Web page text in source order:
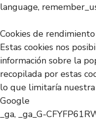
language,
Cookies de rendimiento
Estas cookies nos
información sobre la
recopilada por estas
lo que limitaría nuestra
Google
_ga, _ga_G-